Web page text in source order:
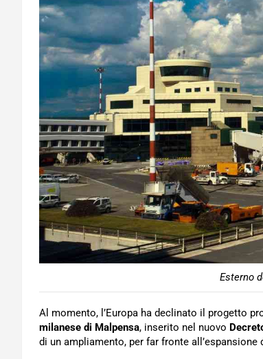
Esterno
Al momento, l’Europa ha declinato il progetto
milanese di Malpensa, inserito nel nuovo
di un ampliamento, per far fronte